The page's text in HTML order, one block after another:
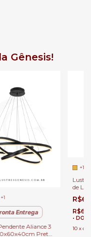
Gênesis!
+1
Entrega
Aliance 3
Preto
+1
de
Rose
para
e
• DOC
10 x de